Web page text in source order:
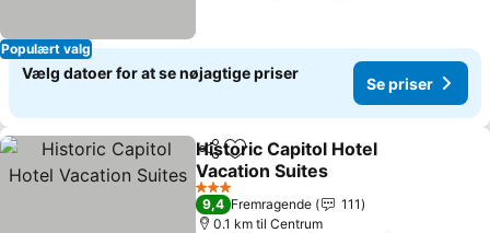
Populært valg
Vælg datoer for at se nøjagtige priser
Se priser
Del Føj til favoritter
Historic Capitol Hotel
Vacation Suites
Se priser
3 Stjerner
9,4 Fremragende
111
0.1 km til Centrum